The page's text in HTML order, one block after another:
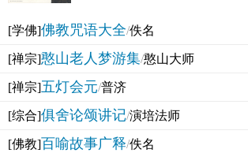
[学佛]佛教咒语大全/佚名
[禅宗]憨山老人梦游集/憨山大师
[禅宗]五灯会元/普济
[综合]俱舍论颂讲记/演培法师
[佛教]百喻故事广释/佚名